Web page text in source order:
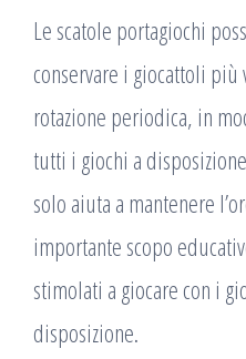
Le scatole portagiochi
conservare i giocattoli
rotazione periodica, in
tutti i giochi a
solo aiuta a mantenere
importante scopo
stimolati a giocare con i
disposizione.